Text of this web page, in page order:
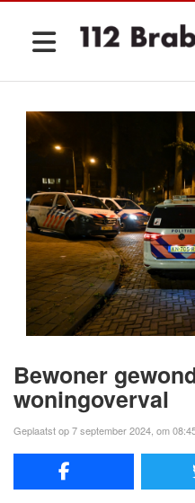
Bewoner
woningoverval
Geplaatst op 7 september 2024, om